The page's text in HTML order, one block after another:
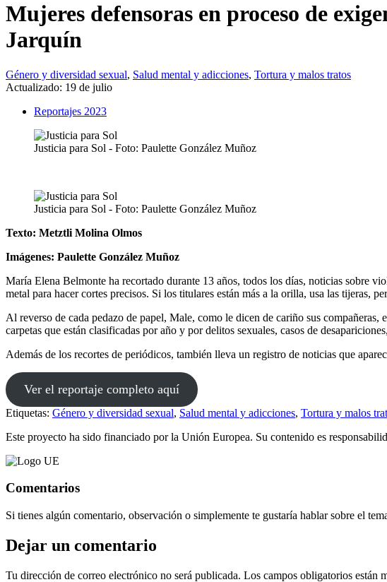
Mujeres defensoras en proceso de
Jarquín
Género y diversidad sexual, Salud mental y adicciones, Tortura y malos tratos
Actualizado: 19 de julio
Reportajes 2023
Justicia para Sol - Foto: Paulette González Muñoz
Justicia para Sol - Foto: Paulette González Muñoz
Texto: Metztli Molina Olmos
Imágenes: Paulette González Muñoz
María Elena Belmonte ha recortado durante 13 años, todos los días, noticias sobre
metal para hacer cortes precisos. Si los titulares están más a la orilla, usa las tijeras,
Al reverso de cada pedazo de papel, Male, como le dicen de cariño sus
carpetas que están clasificadas por año y por delitos sexuales, casos de
Además de los recortes de periódicos, también lleva un registro de noticias que
Ver el reportaje completo aquí
Etiquetas: Género y diversidad sexual, Salud mental y adicciones, Tortura y malos
Este proyecto ha sido financiado por la Unión Europea. Su contenido es
Comentarios
Si tienes algún comentario, observación o simplemente te gustaría hablar sobre el
Dejar un comentario
Tu dirección de correo electrónico no será publicada. Los campos obligatorios están